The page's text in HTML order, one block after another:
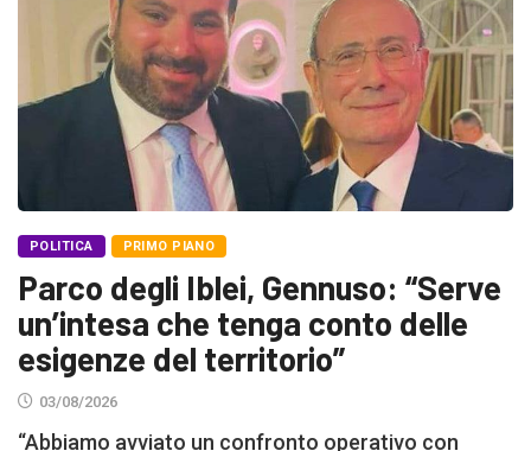
POLITICA PRIMO PIANO
Parco degli Iblei, Gennuso: “Serve
un’intesa che tenga conto delle
esigenze del territorio”
03/08/2026
“Abbiamo avviato un confronto operativo con